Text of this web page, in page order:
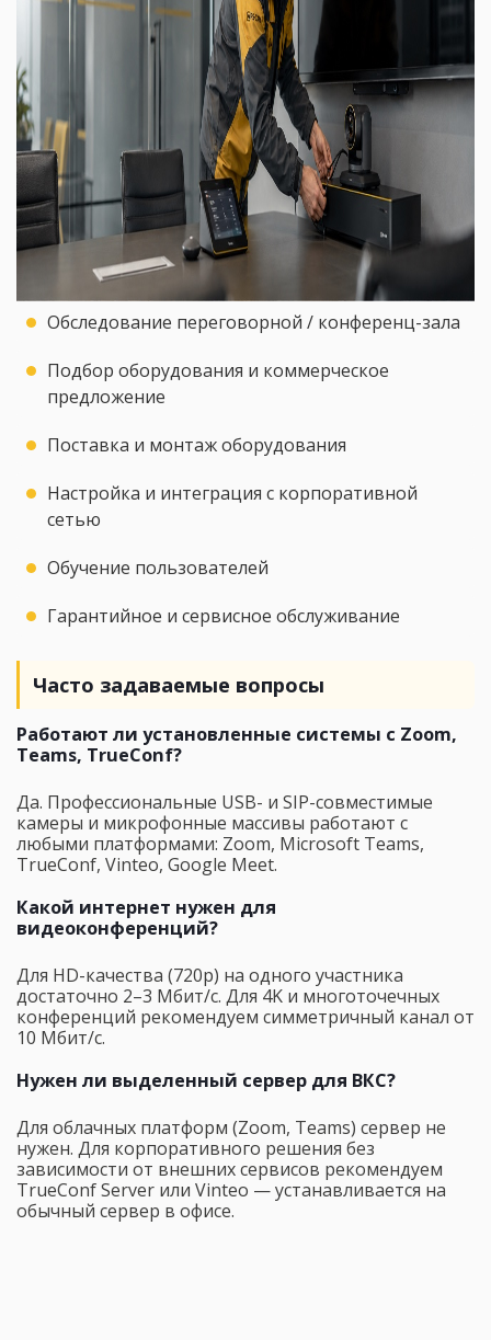
Обследование переговорной / конференц-зала
Подбор оборудования и коммерческое
предложение
Поставка и монтаж оборудования
Настройка и интеграция с корпоративной
сетью
Обучение пользователей
Гарантийное и сервисное обслуживание
Часто задаваемые вопросы
Работают ли установленные системы с Zoom,
Teams, TrueConf?
Да. Профессиональные USB- и SIP-совместимые
камеры и микрофонные массивы работают с
любыми платформами: Zoom, Microsoft Teams,
TrueConf, Vinteo, Google Meet.
Какой интернет нужен для
видеоконференций?
Для HD-качества (720p) на одного участника
достаточно 2–3 Мбит/с. Для 4K и многоточечных
конференций рекомендуем симметричный канал от
10 Мбит/с.
Нужен ли выделенный сервер для ВКС?
Для облачных платформ (Zoom, Teams) сервер не
нужен. Для корпоративного решения без
зависимости от внешних сервисов рекомендуем
TrueConf Server или Vinteo — устанавливается на
обычный сервер в офисе.